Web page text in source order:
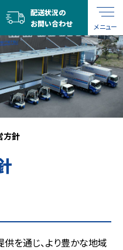
メニュー
配送状況の
お問い合わせ
方針
を通じ、より豊かな地域